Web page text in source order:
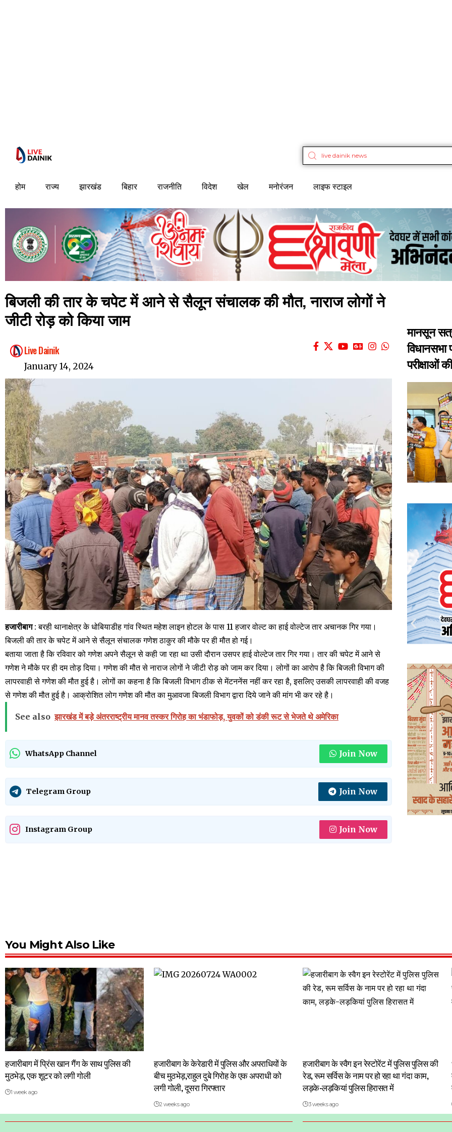
होम राज्य झारखंड बिहार राजनीति विदेश खेल मनोरंजन लाइफ स्टाइल
बिजली की तार के चपेट में आने से सैलून संचालक की मौत, नाराज लोगों ने
जीटी रोड़ को किया जाम
Live Dainik
January 14, 2024
हजारीबाग: बरही थानाक्षेत्र के धोबियाडीह गांव स्थित महेश लाइन होटल के पास 11 हजार वोल्ट का हाई वोल्टेज तार अचानक गिर गया।
बिजली की तार के चपेट में आने से सैलून संचालक गणेश ठाकुर की मौके पर ही मौत हो गई।
बताया जाता है कि रविवार को गणेश अपने सैलून से कही जा रहा था उसी दौरान उसपर हाई वोल्टेज तार गिर गया। तार की चपेट में आने से
गणेश ने मौके पर ही दम तोड़ दिया। गणेश की मौत से नाराज लोगों ने जीटी रोड़ को जाम कर दिया। लोगों का आरोप है कि बिजली विभाग की
लापरवाही से गणेश की मौत हुई है। लोगों का कहना है कि बिजली विभाग ठीक से मेंटननेंस नहीं कर रहा है, इसलिए उसकी लापरवाही की वजह
से गणेश की मौत हुई है। आक्रोशित लोग गणेश की मौत का मुआवजा बिजली विभाग द्वारा दिये जाने की मांग भी कर रहे है।
See also झारखंड में बड़े अंतरराष्ट्रीय मानव तस्कर गिरोह का भंडाफोड़, युवकों को डंकी रूट से भेजते थे अमेरिका
WhatsApp Channel Join Now
Telegram Group Join Now
Instagram Group Join Now
मानसून
विधानसभा
परीक्षाओं
You Might Also Like
हजारीबाग में प्रिंस खान गैंग के साथ पुलिस की
मुठभेड़, एक शूटर को लगी गोली
1 week ago
हजारीबाग के केरेडारी में पुलिस और अपराधियों के
बीच मुठभेड़,राहुल दुबे गिरोह के एक अपराधी को
लगी गोली, दूसरा गिरफ्तार
2 weeks ago
हजारीबाग के स्वैग इन रेस्टोरेंट में पुलिस पुलिस की
रेड, रूम सर्विस के नाम पर हो रहा था गंदा काम,
लड़के-लड़कियां पुलिस हिरासत में
3 weeks ago